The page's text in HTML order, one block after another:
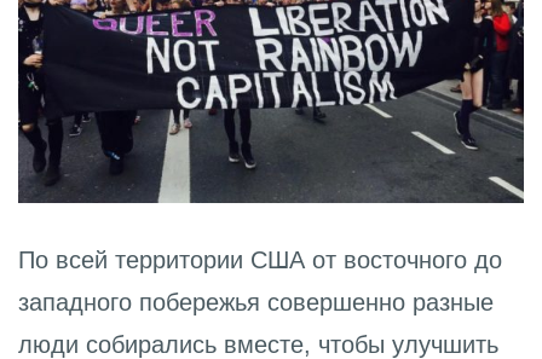
По всей территории США от восточного до
западного побережья совершенно разные
люди собирались вместе, чтобы улучшить